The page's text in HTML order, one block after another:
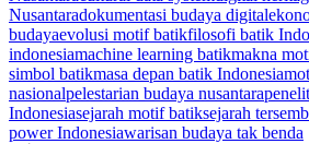
Nusantaradokumentasi budaya digital
budayaevolusi motif batikfilosofi batik
indonesiamachine learning batikmakna
simbol batikmasa depan batik Indonesia
nasionalpelestarian budaya nusantara
Indonesiasejarah motif batiksejarah
power Indonesiawarisan budaya tak benda